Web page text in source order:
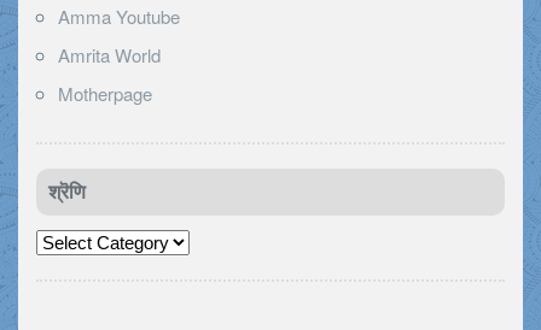
Amma Youtube
Amrita World
Motherpage
श्रॆणि
श्रॆणि